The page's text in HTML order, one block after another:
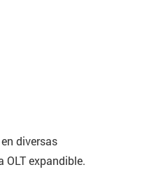
diversas
expandible.